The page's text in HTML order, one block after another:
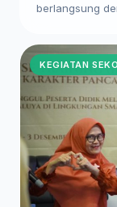
berlangsung
KEGIATAN